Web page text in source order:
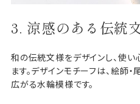
3. 涼感のある伝統
和の伝統文様をデザインし、使い
ます。デザインモチーフは、絵師
広がる水輪模様です。